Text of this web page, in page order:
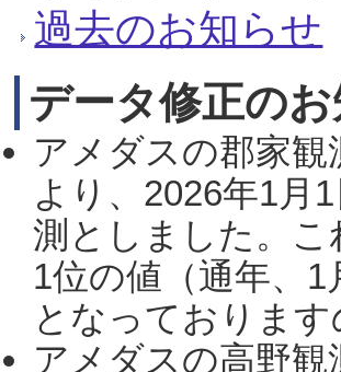
過去のお知らせ
データ修正の
アメダスの郡家
より、2026年1月
測としました。こ
1位の値（通年、
となっておりま
アメダスの高野